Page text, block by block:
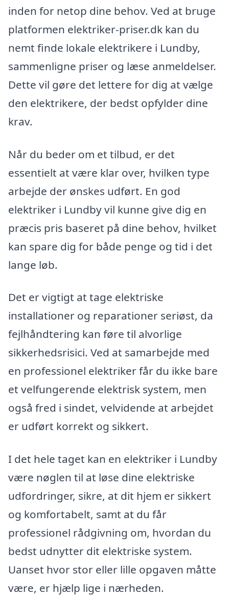
inden for netop dine behov. Ved at bruge
platformen elektriker-priser.dk kan du
nemt finde lokale elektrikere i Lundby,
sammenligne priser og læse anmeldelser.
Dette vil gøre det lettere for dig at vælge
den elektrikere, der bedst opfylder dine
krav.
Når du beder om et tilbud, er det
essentielt at være klar over, hvilken type
arbejde der ønskes udført. En god
elektriker i Lundby vil kunne give dig en
præcis pris baseret på dine behov, hvilket
kan spare dig for både penge og tid i det
lange løb.
Det er vigtigt at tage elektriske
installationer og reparationer seriøst, da
fejlhåndtering kan føre til alvorlige
sikkerhedsrisici. Ved at samarbejde med
en professionel elektriker får du ikke bare
et velfungerende elektrisk system, men
også fred i sindet, velvidende at arbejdet
er udført korrekt og sikkert.
I det hele taget kan en elektriker i Lundby
være nøglen til at løse dine elektriske
udfordringer, sikre, at dit hjem er sikkert
og komfortabelt, samt at du får
professionel rådgivning om, hvordan du
bedst udnytter dit elektriske system.
Uanset hvor stor eller lille opgaven måtte
være, er hjælp lige i nærheden.